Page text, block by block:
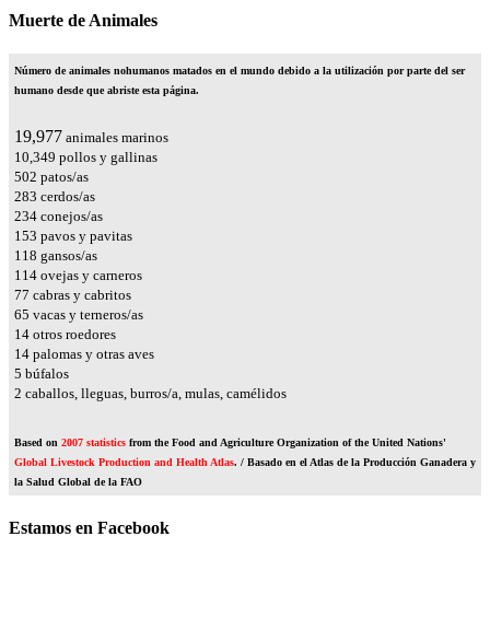
Muerte de Animales
Número de animales nohumanos matados en el mundo debido a la utilización por parte del ser
humano desde que abriste esta página.
24,258 animales marinos
12,566 pollos y gallinas
610 patos/as
344 cerdos/as
284 conejos/as
186 pavos y pavitas
144 gansos/as
139 ovejas y carneros
93 cabras y cabritos
79 vacas y terneros/as
18 otros roedores
17 palomas y otras aves
6 búfalos
2 caballos, lleguas, burros/a, mulas, camélidos
Based on 2007 statistics from the Food and Agriculture Organization of the United Nations'
Global Livestock Production and Health Atlas. / Basado en el Atlas de la Producción Ganadera y
la Salud Global de la FAO
Estamos en Facebook